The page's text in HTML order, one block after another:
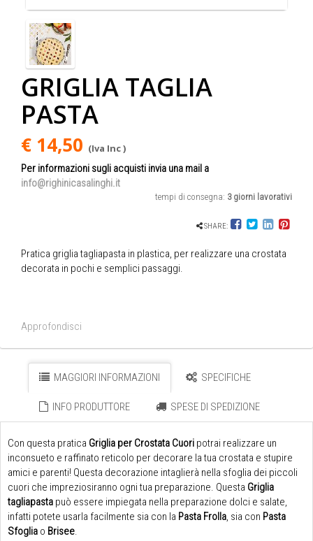
GRIGLIA TAGLIA
PASTA
€ 14,50 (Iva Inc )
Per informazioni sugli acquisti invia una mail a
info@righinicasalinghi.it
tempi di consegna: 3 giorni lavorativi
SHARE:
Pratica griglia tagliapasta in plastica, per realizzare una crostata
decorata in pochi e semplici passaggi.
Approfondisci
MAGGIORI INFORMAZIONI SPECIFICHE
INFO PRODUTTORE SPESE DI SPEDIZIONE
Con questa pratica Griglia per Crostata Cuori potrai realizzare un
inconsueto e raffinato reticolo per decorare la tua crostata e stupire
amici e parenti! Questa decorazione intaglierà nella sfoglia dei piccoli
cuori che impreziosiranno ogni tua preparazione. Questa Griglia
tagliapasta può essere impiegata nella preparazione dolci e salate,
infatti potete usarla facilmente sia con la Pasta Frolla, sia con Pasta
Sfoglia o Brisee.